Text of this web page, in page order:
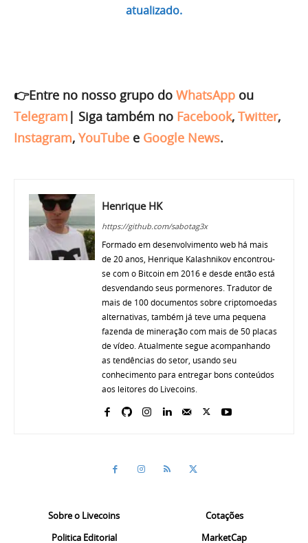
atualizado.
👉Entre no nosso grupo do WhatsApp ou
Telegram | Siga também no Facebook, Twitter,
Instagram, YouTube e Google News.
Henrique HK
https://github.com/sabotag3x
Formado em desenvolvimento web há mais
de 20 anos, Henrique Kalashnikov encontrou-
se com o Bitcoin em 2016 e desde então está
desvendando seus pormenores. Tradutor de
mais de 100 documentos sobre criptomoedas
alternativas, também já teve uma pequena
fazenda de mineração com mais de 50 placas
de vídeo. Atualmente segue acompanhando
as tendências do setor, usando seu
conhecimento para entregar bons conteúdos
aos leitores do Livecoins.
Sobre o Livecoins
Politica Editorial
Cotações
MarketCap